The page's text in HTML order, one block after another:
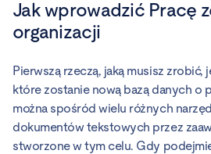
Jak wprowadzić Pracę
organizacji
Pierwszą rzeczą, jaką musisz zrobić,
które zostanie nową bazą danych o
można spośród wielu różnych
dokumentów tekstowych przez
stworzone w tym celu. Gdy